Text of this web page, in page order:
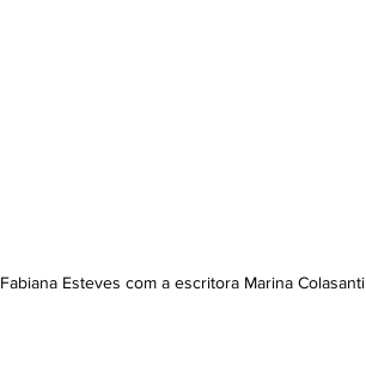
Fabiana Esteves com a escritora Marina